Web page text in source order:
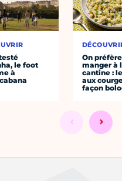
le foot
à
On préfère
manger à
cantine :
aux
façon